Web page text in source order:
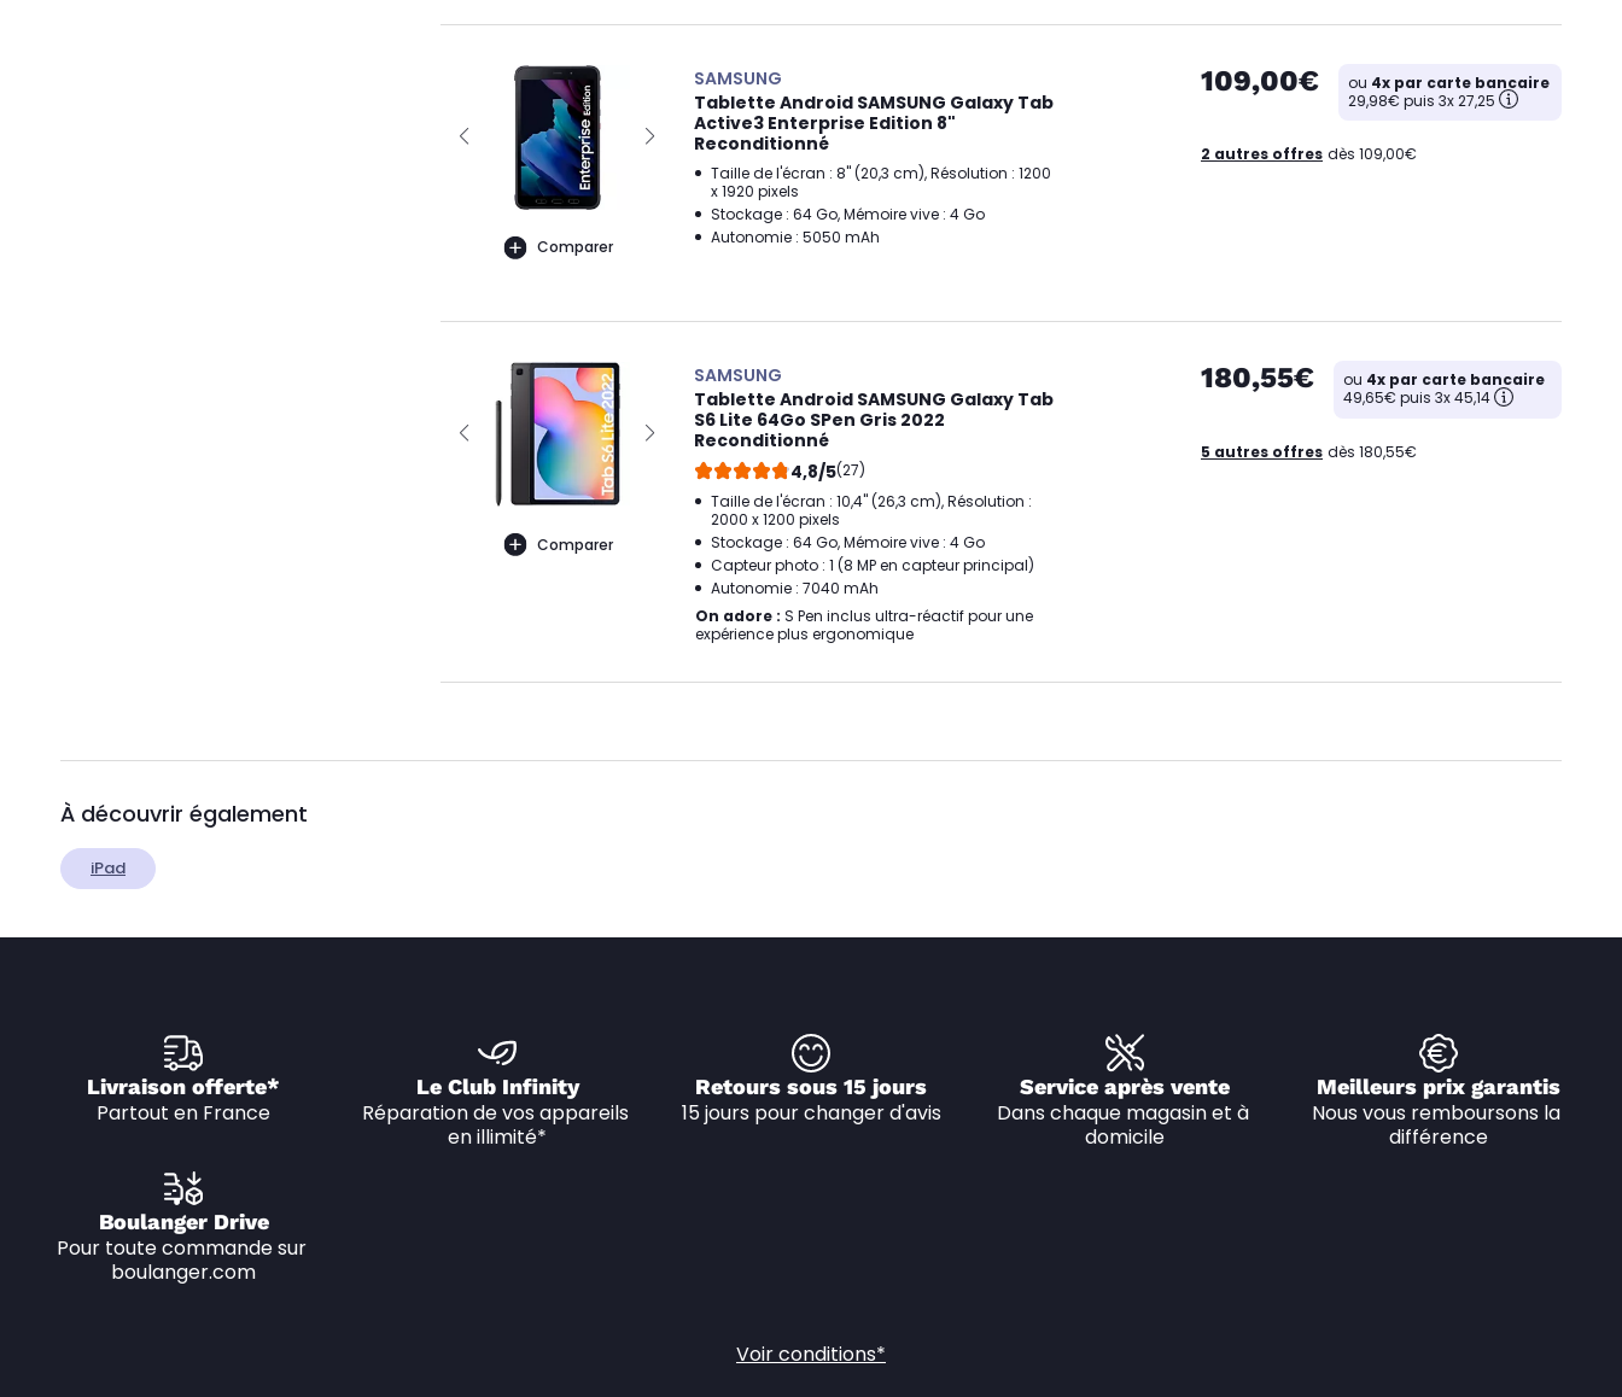
Comparer
SAMSUNG
Tablette Android SAMSUNG Galaxy Tab
Active3 Enterprise Edition 8"
Reconditionné
Taille de l'écran : 8" (20,3 cm), Résolution : 1200
x 1920 pixels
Stockage : 64 Go, Mémoire vive : 4 Go
Autonomie : 5050 mAh
109,00€ ou 4x par carte bancaire
29,98€ puis 3x 27,25
2 autres offres dès 109,00€
Comparer
SAMSUNG
Tablette Android SAMSUNG Galaxy Tab
S6 Lite 64Go SPen Gris 2022
Reconditionné
4,8/5(27)
Taille de l'écran : 10,4" (26,3 cm), Résolution :
2000 x 1200 pixels
Stockage : 64 Go, Mémoire vive : 4 Go
Capteur photo : 1 (8 MP en capteur principal)
Autonomie : 7040 mAh
On adore : S Pen inclus ultra-réactif pour une
expérience plus ergonomique
180,55€ ou 4x par carte bancaire
49,65€ puis 3x 45,14
5 autres offres dès 180,55€
À découvrir également
iPad
Livraison offerte*
Partout en France
Le Club Infinity
Réparation de vos appareils
en illimité*
Retours sous 15 jours
15 jours pour changer d'avis
Service après vente
Dans chaque magasin et à
domicile
Meilleurs prix garantis
Nous vous remboursons la
différence
Boulanger Drive
Pour toute commande sur
boulanger.com
Voir conditions*